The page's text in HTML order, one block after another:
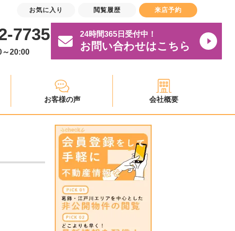
7735
～20:00
24時間365日受付中！
お問い合わせはこちら
お客様の声 会社概要
お気に入り 閲覧履歴 来店予約